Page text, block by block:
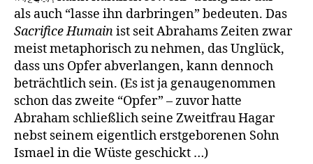
als auch “lasse ihn darbringen” bedeuten. Das
Sacrifice Humainist seit Abrahams Zeiten zwar
meist metaphorisch zu nehmen, das Unglück,
dass uns Opfer abverlangen, kann dennoch
beträchtlich sein. (Es ist ja genaugenommen
schon das zweite “Opfer” – zuvor hatte
Abraham schließlich seine Zweitfrau Hagar
nebst seinem eigentlich erstgeborenen Sohn
Ismael in die Wüste geschickt …)